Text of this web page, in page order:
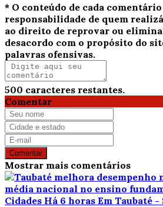
* O conteúdo de cada comentário
responsabilidade de quem
ao direito de reprovar ou
desacordo com o propósito do
palavras ofensivas.
500 caracteres restantes.
Comentar
Comentar
Mostrar mais comentários
Cidades Há 6 horas Em Taubaté -